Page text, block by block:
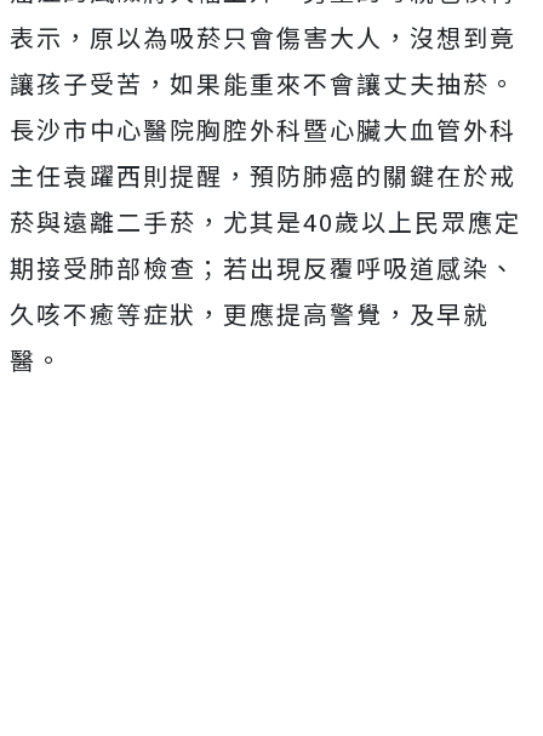
表示，原以為吸菸只會傷害大人，沒想到竟
讓孩子受苦，如果能重來不會讓丈夫抽菸。
長沙市中心醫院胸腔外科暨心臟大血管外科
主任袁躍西則提醒，預防肺癌的關鍵在於戒
菸與遠離二手菸，尤其是40歲以上民眾應定
期接受肺部檢查；若出現反覆呼吸道感染、
久咳不癒等症狀，更應提高警覺，及早就
醫。